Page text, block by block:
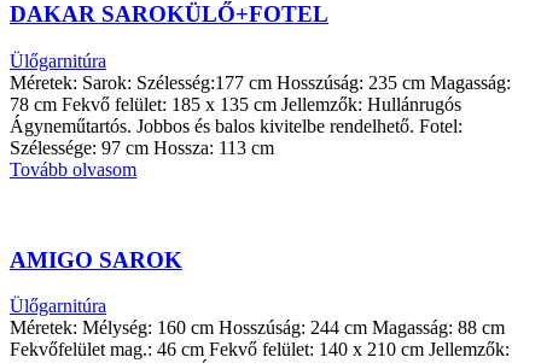
DAKAR SAROKÜLŐ+FOTEL
Ülőgarnitúra
Méretek: Sarok: Szélesség:177 cm Hosszúság: 235 cm Magasság:
78 cm Fekvő felület: 185 x 135 cm Jellemzők: Hullánrugós
Ágyneműtartós. Jobbos és balos kivitelbe rendelhető. Fotel:
Szélessége: 97 cm Hossza: 113 cm
Tovább olvasom
AMIGO SAROK
Ülőgarnitúra
Méretek: Mélység: 160 cm Hosszúság: 244 cm Magasság: 88 cm
Fekvőfelület mag.: 46 cm Fekvő felület: 140 x 210 cm Jellemzők: